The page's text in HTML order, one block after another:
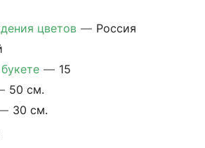
цветов — Россия
— 15
50 см.
30 см.